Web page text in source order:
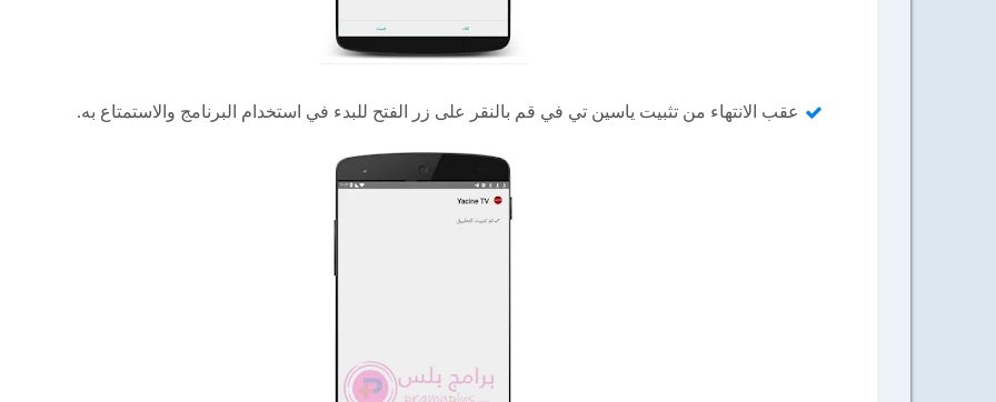
عقب الانتهاء من تثبيت ياسين تي في قم بالنقر على زر الفتح للبدء في استخدام البرنامج والاستمتاع به.